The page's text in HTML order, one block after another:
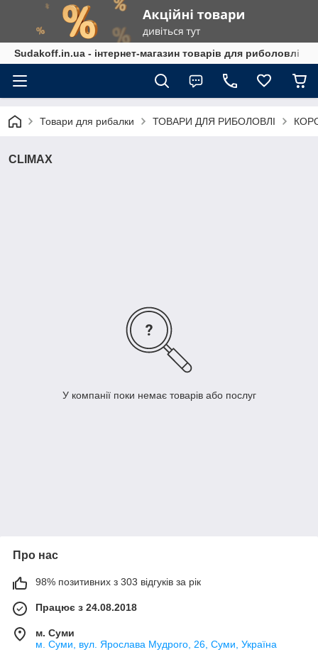
Sudakoff.in.ua - інтернет-магазин товарів для риболовлі
Товари для рибалки ТОВАРИ ДЛЯ РИБОЛОВЛІ
CLIMAX
У компанії поки немає товарів або послуг
Про нас
98% позитивних з 303 відгуків за рік
Працює з 24.08.2018
м. Суми
м. Суми, вул. Ярослава Мудрого, 26, Суми, Україна